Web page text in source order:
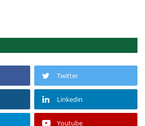
Twitter
Linkedin
Youtube